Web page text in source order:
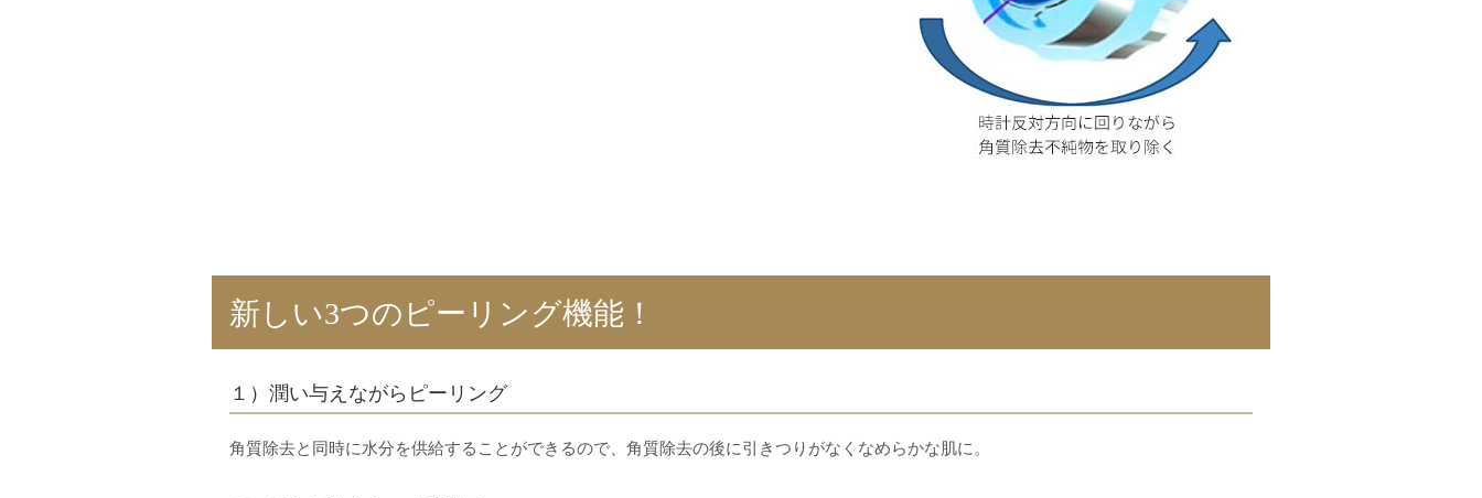
新しい3つのピーリング機能！
１）潤い与えながらピーリング
角質除去と同時に水分を供給することができるので、角質除去の後に引きつりがなくなめらかな肌に。